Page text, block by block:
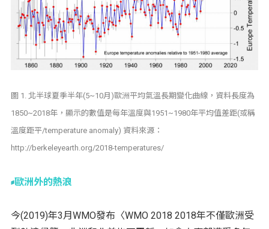
圖 1. 北半球夏季半年(5~10月)歐洲平均氣溫長期變化曲線，資料長度為
1850~2018年，顯示的數值是每年溫度與1951~1980年平均值差距(或稱
溫度距平/temperature anomaly) 資料來源：
http://berkeleyearth.org/2018-temperatures/
歐洲外的熱浪
今(2019)年3月WMO發布〈WMO 2018 2018年不僅歐洲受